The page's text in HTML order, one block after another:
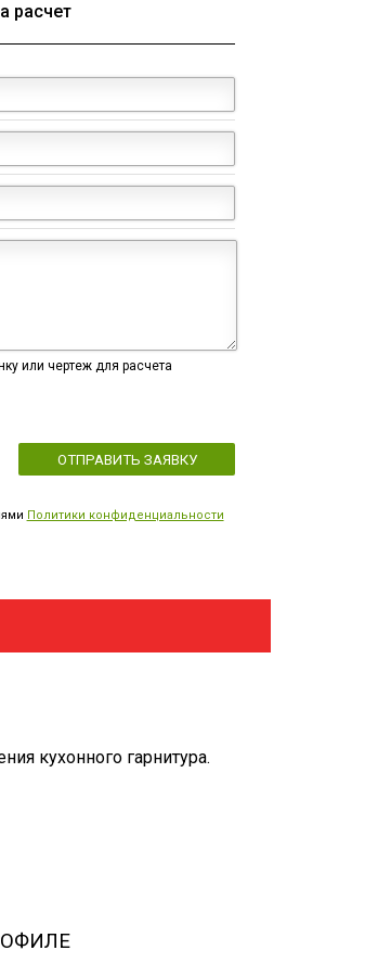
расчет
или чертеж для расчета
Политики конфиденциальности
кухонного гарнитура.